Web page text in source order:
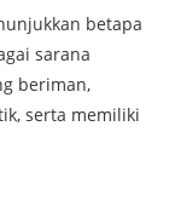
betapa
sarana
beriman,
serta memiliki